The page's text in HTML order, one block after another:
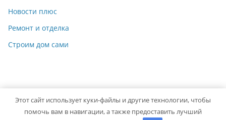
Новости плюс
Ремонт и отделка
Строим дом сами
Copyright © 2026 Мастер на Все Руки. Powered byColorMag
Этот сайт использует куки-файлы и другие технологии, чтобы
помочь вам в навигации, а также предоставить лучший